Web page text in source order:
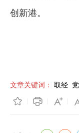
创新港。
文章关键词： 取经